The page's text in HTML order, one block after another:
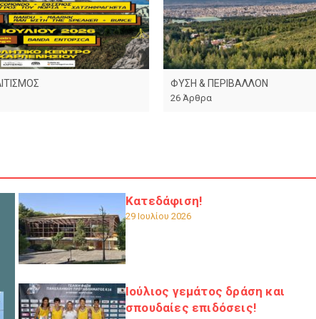
ΦΥΣΗ & ΠΕΡΙΒΑΛΛΟΝ
26 Άρθρα
Κατεδάφιση!
29 Ιουλίου 2026
Ιούλιος γεμάτος δράση και
σπουδαίες επιδόσεις!